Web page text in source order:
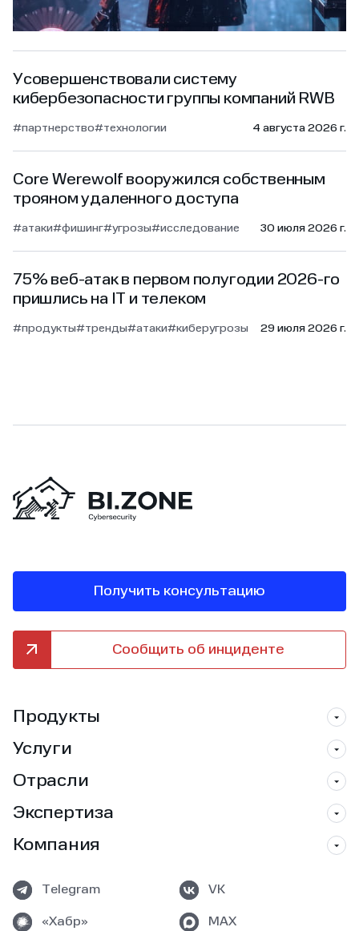
Усовершенствовали систему
кибербезопасности группы компаний RWB
#партнерство#технологии 4 августа 2026 г.
Core Werewolf вооружился собственным
трояном удаленного доступа
#атаки#фишинг#угрозы#исследование 30 июля 2026 г.
75% веб-атак в первом полугодии 2026-го
пришлись на IT и телеком
#продукты#тренды#атаки#киберугрозы 29 июля 2026 г.
Получить консультацию
Сообщить об инциденте
Продукты
Услуги
Отрасли
Экспертиза
Компания
Telegram VK
«Хабр» MAX